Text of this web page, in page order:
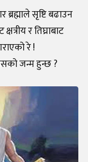
सृष्टि बढाउन
र तिघ्राबाट
रे !
जन्म हुन्छ ?